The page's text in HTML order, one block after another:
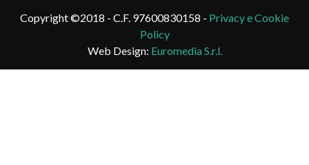
Copyright ©2018 - C.F. 97600830158 - Privacy e Cookie
Policy
Web Design: Euromedia S.r.l.